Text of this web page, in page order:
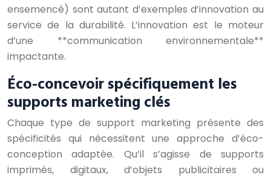
ensemencé) sont autant d’exemples d’innovation au
service de la durabilité. L’innovation est le moteur
d’une **communication environnementale**
impactante.
Éco-concevoir spécifiquement les
supports marketing clés
Chaque type de support marketing présente des
spécificités qui nécessitent une approche d’éco-
conception adaptée. Qu’il s’agisse de supports
imprimés, digitaux, d’objets publicitaires ou